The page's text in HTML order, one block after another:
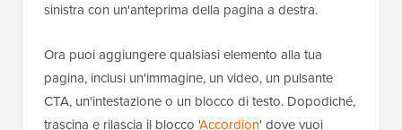
sinistra con un'anteprima della pagina a destra.
Ora puoi aggiungere qualsiasi elemento alla tua
pagina, inclusi un'immagine, un video, un pulsante
CTA, un'intestazione o un blocco di testo. Dopodiché,
trascina e rilascia il blocco ' Accordion' dove vuoi